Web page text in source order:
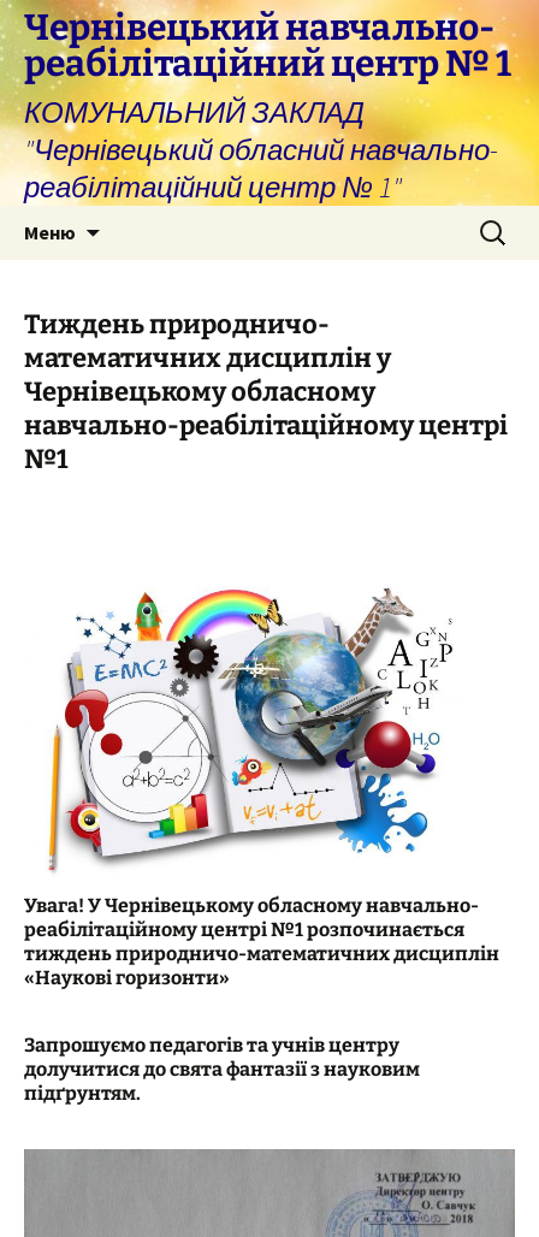
Перейти
до
вмісту
Чернівецький навчально-
реабілітаційний центр № 1
КОМУНАЛЬНИЙ ЗАКЛАД
"Чернівецький обласний навчально-
реабілітаційний центр № 1"
Меню Пошук:
Тиждень природничо-
математичних дисциплін у
Чернівецькому обласному
навчально-реабілітаційному центрі
№1
Увага! У Чернівецькому обласному навчально-
реабілітаційному центрі №1 розпочинається
тиждень природничо-математичних дисциплін
«Наукові горизонти»
Запрошуємо педагогів та учнів центру
долучитися до свята фантазії з науковим
підґрунтям.